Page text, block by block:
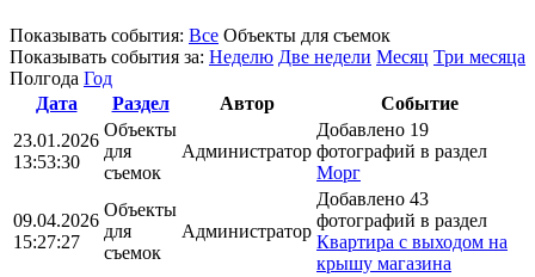
Показывать события: Все Объекты для съемок
Показывать события за: Неделю Две недели Месяц Три месяца
Полгода Год
Дата
Раздел Автор
Событие
23.01.2026
13:53:30
Объекты
для
съемок
Администратор
Добавлено 19
фотографий в раздел
Морг
09.04.2026
15:27:27
Объекты
для
съемок
Администратор
Добавлено 43
фотографий в раздел
Квартира с выходом на
крышу магазина